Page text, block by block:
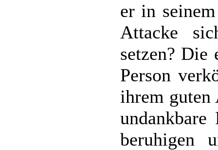
er in
Attacke
setzen? Die
Person
ihrem guten
beruhigen